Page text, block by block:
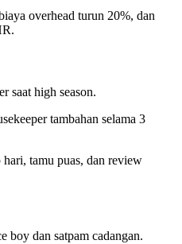
overhead turun 20%, dan
saat high season.
tambahan selama 3
tamu puas, dan review
boy dan satpam cadangan.